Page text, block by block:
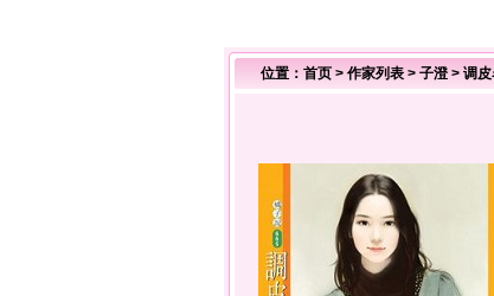
位置： 首页 > 作家列表 > 子澄 > 调皮